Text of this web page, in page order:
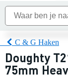
C & G Haken
Doughty
75mm